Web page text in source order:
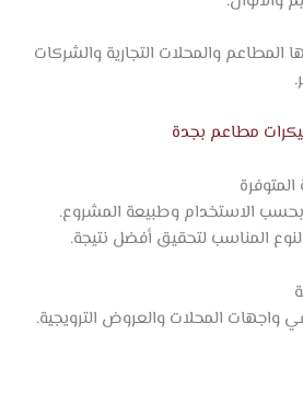
المطاعم والمحلات التجارية والشركات
مطاعم بجدة
بحسب الاستخدام وطبيعة المشروع.
المناسب لتحقيق أفضل نتيجة.
المحلات والعروض الترويجية.